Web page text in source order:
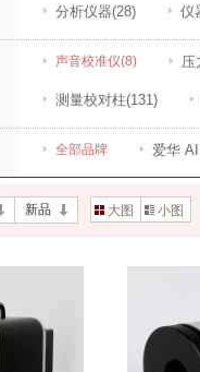
分析仪器(28) 仪
声音校准仪(8) 压
测量校对柱(131)
全部品牌 爱华
新品 大图 小图